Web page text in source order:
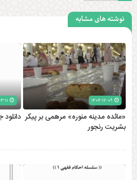
نوشته های مشابه
«مائده مدینه منوره» مرهمی بر پیکر
بشریت رنجور